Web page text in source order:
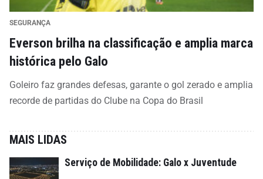
SEGURANÇA
Everson brilha na classificação e amplia marca
histórica pelo Galo
Goleiro faz grandes defesas, garante o gol zerado e amplia
recorde de partidas do Clube na Copa do Brasil
MAIS LIDAS
Serviço de Mobilidade: Galo x Juventude